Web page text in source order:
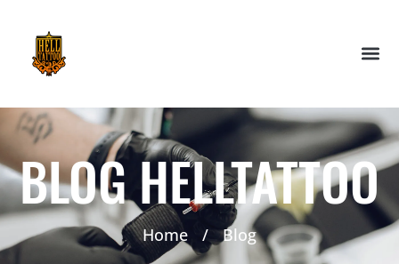
BLOG HELLTATTOO
Home / Blog